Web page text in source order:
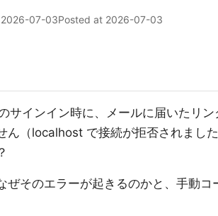
2026-07-03Posted at 2026-07-03
サインイン時に、メールに届いたリ
ん（localhost で接続が拒否されまし
ぜそのエラーが起きるのかと、手動